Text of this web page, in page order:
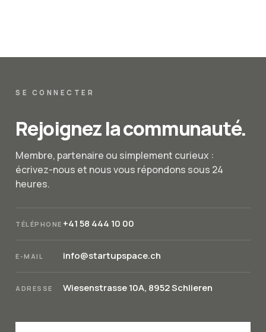
SE CONNECTER
Rejoignez la communauté.
Membre, partenaire ou simplement curieux :
écrivez-nous et nous vous répondons sous 24
heures.
TÉLÉPHONE +41 58 444 10 00
E-MAIL info@startupspace.ch
ADRESSE Wiesenstrasse 10A, 8952 Schlieren